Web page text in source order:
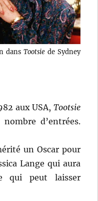
dans Tootsiede Sydney
aux USA, Tootsie
d’entrées.
un Oscar pour
Lange qui aura
qui peut laisser